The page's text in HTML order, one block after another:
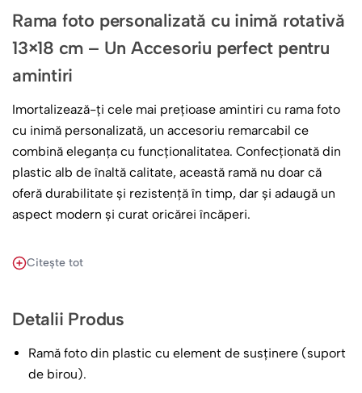
Rama foto personalizată cu inimă rotativă
13×18 cm – Un Accesoriu perfect pentru
amintiri
Imortalizează-ți cele mai prețioase amintiri cu rama foto
cu inimă personalizată, un accesoriu remarcabil ce
combină eleganța cu funcționalitatea. Confecționată din
plastic alb de înaltă calitate, această ramă nu doar că
oferă durabilitate și rezistență în timp, dar și adaugă un
aspect modern și curat oricărei încăperi.
iubite amintiri într-un mod care atrage atenția și
pe biroul de la muncă, pe noptiera din dormitor sau pe o
fericirea ta. Fiecare colț al casei tale va căpăta o notă
personală, insuflată de momentele pe care le-ai trăit și
Citește tot
Detalii Produs
Ramă foto din plastic cu element de susținere (suport
de birou).